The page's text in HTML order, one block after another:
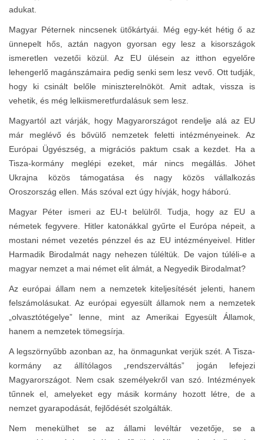
adukat.
Magyar Péternek nincsenek ütőkártyái. Még egy-két hétig ő az
ünnepelt hős, aztán nagyon gyorsan egy lesz a kisországok
ismeretlen vezetői közül. Az EU ülésein az itthon egyelőre
lehengerlő magánszámaira pedig senki sem lesz vevő. Ott tudják,
hogy ki csinált belőle miniszterelnököt. Amit adtak, vissza is
vehetik, és még lelkiismeretfurdalásuk sem lesz.
Magyartól azt várják, hogy Magyarországot rendelje alá az EU
már meglévő és bővülő nemzetek feletti intézményeinek. Az
Európai Ügyészség, a migrációs paktum csak a kezdet. Ha a
Tisza-kormány meglépi ezeket, már nincs megállás. Jöhet
Ukrajna közös támogatása és nagy közös vállalkozás
Oroszország ellen. Más szóval ezt úgy hívják, hogy háború.
Magyar Péter ismeri az EU-t belülről. Tudja, hogy az EU a
németek fegyvere. Hitler katonákkal gyűrte el Európa népeit, a
mostani német vezetés pénzzel és az EU intézményeivel. Hitler
Harmadik Birodalmát nagy nehezen túléltük. De vajon túléli-e a
magyar nemzet a mai német elit álmát, a Negyedik Birodalmat?
Az európai állam nem a nemzetek kiteljesítését jelenti, hanem
felszámolásukat. Az európai egyesült államok nem a nemzetek
„olvasztótégelye” lenne, mint az Amerikai Egyesült Államok,
hanem a nemzetek tömegsírja.
A legszörnyűbb azonban az, ha önmagunkat verjük szét. A Tisza-
kormány az állítólagos „rendszerváltás” jogán lefejezi
Magyarországot. Nem csak személyekről van szó. Intézmények
tűnnek el, amelyeket egy másik kormány hozott létre, de a
nemzet gyarapodását, fejlődését szolgálták.
Nem menekülhet se az állami levéltár vezetője, se a